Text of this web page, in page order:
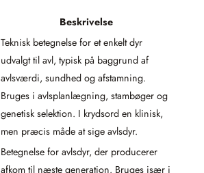
Beskrivelse
Teknisk betegnelse for et enkelt dyr
udvalgt til avl, typisk på baggrund af
avlsværdi, sundhed og afstamning.
Bruges i avlsplanlægning, stambøger og
genetisk selektion. I krydsord en klinisk,
men præcis måde at sige avlsdyr.
Betegnelse for avlsdyr, der producerer
afkom til næste generation. Bruges især i